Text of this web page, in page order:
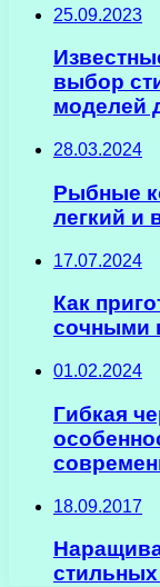
25.09.2023
выбор
моделей
28.03.2024
Рыбные
легкий и
17.07.2024
Как
сочными
01.02.2024
Гибкая
18.09.2017